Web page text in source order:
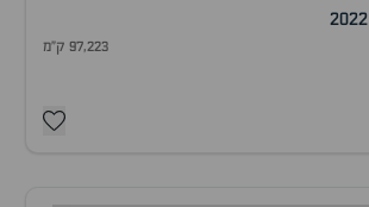
2022
97,223 ק"מ